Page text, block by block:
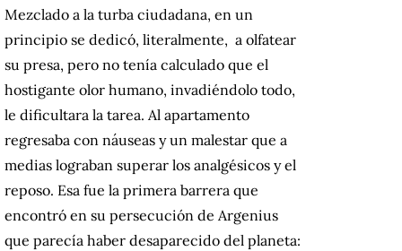
Mezclado a la turba ciudadana, en un
principio se dedicó, literalmente, a olfatear
su presa, pero no tenía calculado que el
hostigante olor humano, invadiéndolo todo,
le dificultara la tarea. Al apartamento
regresaba con náuseas y un malestar que a
medias lograban superar los analgésicos y el
reposo. Esa fue la primera barrera que
encontró en su persecución de Argenius
que parecía haber desaparecido del planeta: